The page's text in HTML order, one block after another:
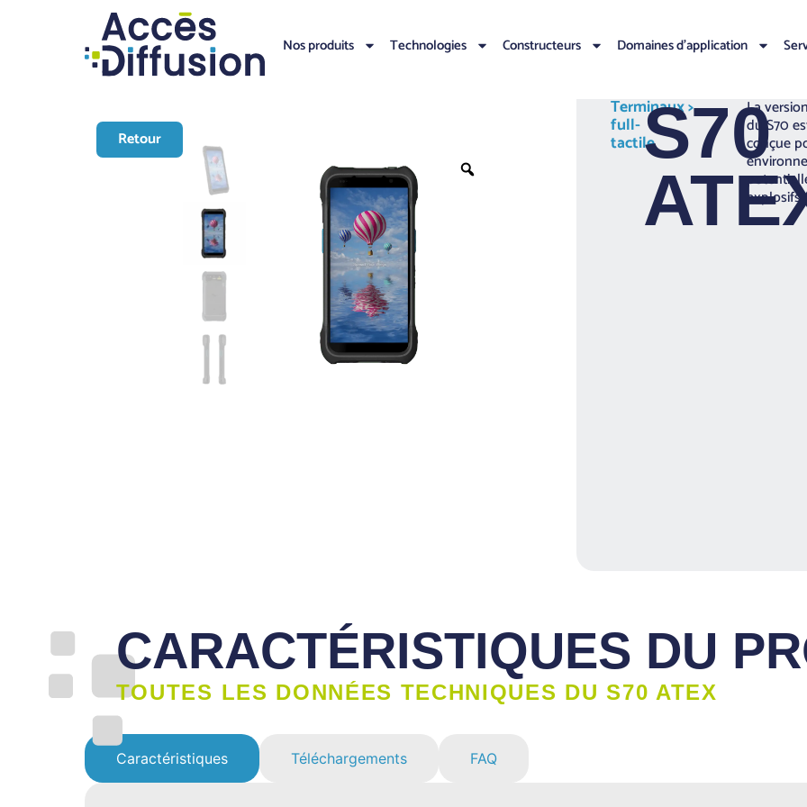
Nos produits Technologies Constructeurs Domaines d’application
Retour
Terminaux>
full-
tactileS70
La
du S70
conçue
explosifs
CARACTÉRISTIQUES DU
TOUTES LES DONNÉES TECHNIQUES DU S70 ATEX
Caractéristiques Téléchargements FAQ